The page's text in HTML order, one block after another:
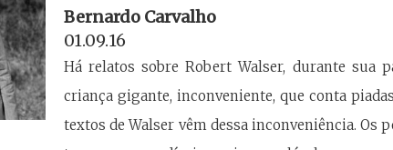
Bernardo Carvalho
01.09.16
Há relatos sobre Robert Walser, durante sua
criança gigante, inconveniente, que conta
textos de Walser vêm dessa inconveniência. Os